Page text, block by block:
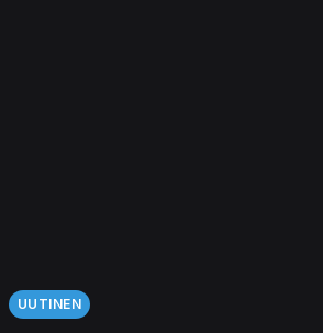
UUTINEN